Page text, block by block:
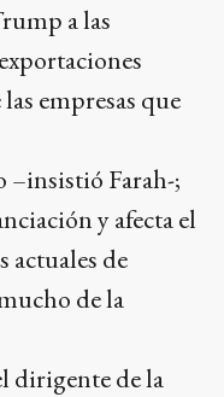
a las
empresas que
–insistió Farah-;
y afecta el
actuales de
de la
dirigente de la